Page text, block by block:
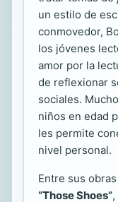
un estilo de
conmovedor,
los jóvenes
amor por la
de reflexionar
sociales.
niños en edad
les permite
nivel personal.
Entre sus
“Those Shoes”